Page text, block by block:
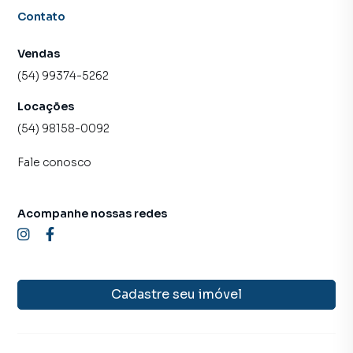
Contato
Vendas
(54) 99374-5262
Locações
(54) 98158-0092
Fale conosco
Cadastre seu imóvel
Acompanhe nossas redes